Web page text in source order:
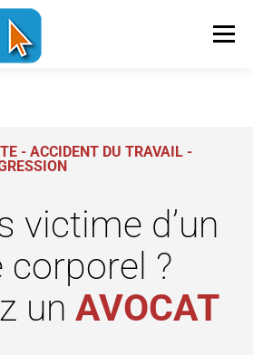
Menu
LÉGALES
- ACCIDENT DU TRAVAIL -
victime d’un
corporel ?
un AVOCAT